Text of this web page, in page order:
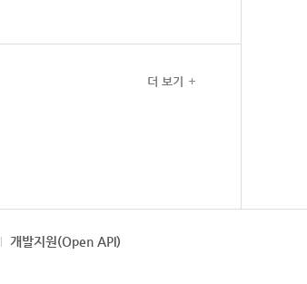
더 보기
개발지원(Open API)